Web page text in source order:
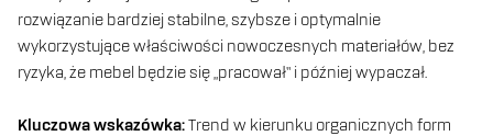
rozwiązanie bardziej stabilne, szybsze i optymalnie
wykorzystujące właściwości nowoczesnych materiałów, bez
ryzyka, że mebel będzie się „pracował” i później wypaczał.
Kluczowa wskazówka:Trend w kierunku organicznych form